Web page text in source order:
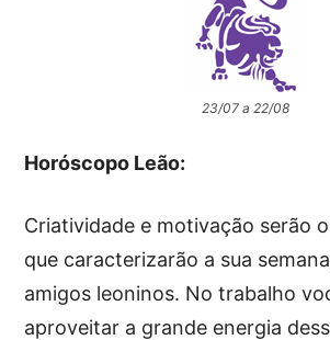
23/07 a 22/08
Horóscopo Leão:
Criatividade e motivação serão
que caracterizarão a sua
amigos leoninos. No trabalho
aproveitar a grande energia